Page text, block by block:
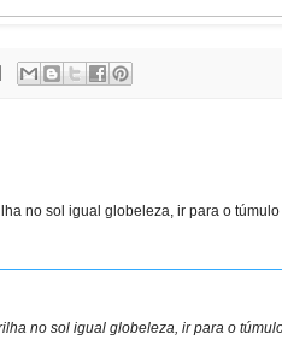
no sol igual globeleza, ir para o túmulo
no sol igual globeleza, ir para o